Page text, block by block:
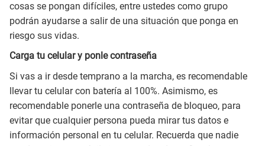
cosas se pongan difíciles, entre ustedes como grupo
podrán ayudarse a salir de una situación que ponga en
riesgo sus vidas.
Carga tu celular y ponle contraseña
Si vas a ir desde temprano a la marcha, es recomendable
llevar tu celular con batería al 100%. Asimismo, es
recomendable ponerle una contraseña de bloqueo, para
evitar que cualquier persona pueda mirar tus datos e
información personal en tu celular. Recuerda que nadie